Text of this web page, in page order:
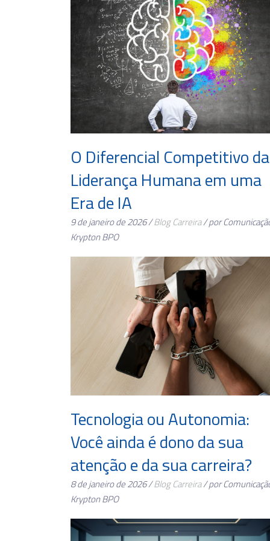
O Diferencial Competitivo da
Liderança Humana em uma
Era de IA
9 de janeiro de 2026 /Blog Carreira/ por
Krypton BPO
Tecnologia ou Autonomia:
Você ainda é dono da sua
atenção e da sua carreira?
8 de janeiro de 2026 /Blog Carreira/ por
Krypton BPO